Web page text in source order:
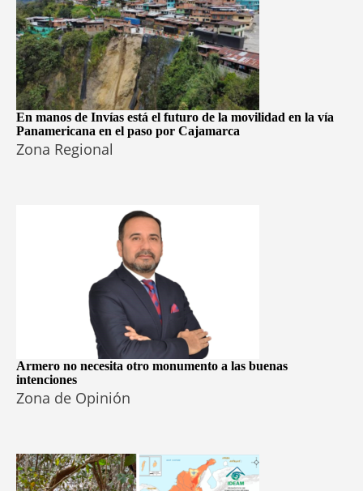
En manos de Invías está el futuro de la movilidad en la vía
Panamericana en el paso por Cajamarca
Zona Regional
Armero no necesita otro monumento a las buenas
intenciones
Zona de Opinión